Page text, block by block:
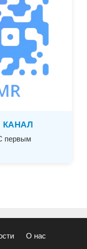
КАНАЛ
первым
О нас